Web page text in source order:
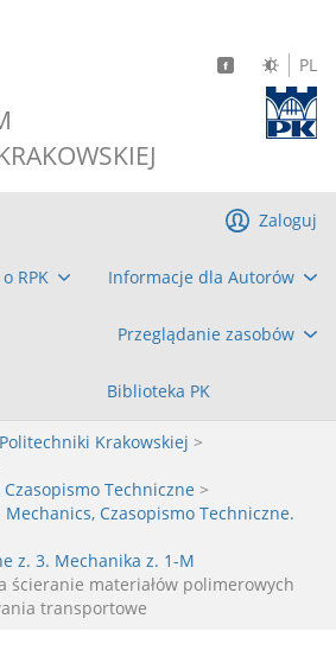
PL
RPK Informacje dla Autorów
Przeglądanie zasobów
Biblioteka PK
Zaloguj
Krakowskiej >
Techniczne >
Czasopismo Techniczne.
z. 3. Mechanika z. 1-M
ścieranie materiałów polimerowych
transportowe